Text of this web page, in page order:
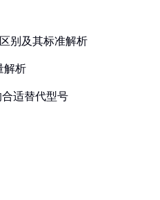
别及其标准解析
解析
合适替代型号